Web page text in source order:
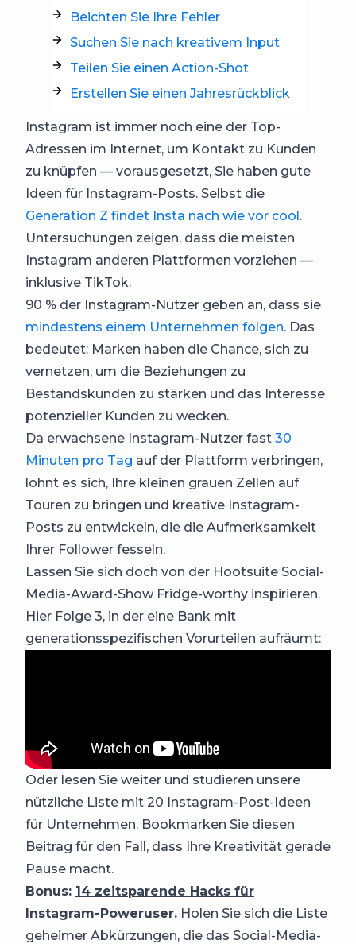
Beichten Sie Ihre Fehler
Suchen Sie nach kreativem Input
Teilen Sie einen Action-Shot
Erstellen Sie einen Jahresrückblick
Instagram ist immer noch eine der Top-
Adressen im Internet, um Kontakt zu Kunden
zu knüpfen — vorausgesetzt, Sie haben gute
Ideen für Instagram-Posts. Selbst die
Generation Z findet Insta nach wie vor cool.
Untersuchungen zeigen, dass die meisten
Instagram anderen Plattformen vorziehen —
inklusive TikTok.
90 % der Instagram-Nutzer geben an, dass sie
mindestens einem Unternehmen folgen. Das
bedeutet: Marken haben die Chance, sich zu
vernetzen, um die Beziehungen zu
Bestandskunden zu stärken und das Interesse
potenzieller Kunden zu wecken.
Da erwachsene Instagram-Nutzer fast 30
Minuten pro Tag auf der Plattform verbringen,
lohnt es sich, Ihre kleinen grauen Zellen auf
Touren zu bringen und kreative Instagram-
Posts zu entwickeln, die die Aufmerksamkeit
Ihrer Follower fesseln.
Lassen Sie sich doch von der Hootsuite Social-
Media-Award-Show Fridge-worthy inspirieren.
Hier Folge 3, in der eine Bank mit
generationsspezifischen Vorurteilen aufräumt:
Oder lesen Sie weiter und studieren unsere
nützliche Liste mit 20 Instagram-Post-Ideen
für Unternehmen. Bookmarken Sie diesen
Beitrag für den Fall, dass Ihre Kreativität gerade
Pause macht.
Bonus: 14 zeitsparende Hacks für
Instagram-Poweruser. Holen Sie sich die Liste
geheimer Abkürzungen, die das Social-Media-